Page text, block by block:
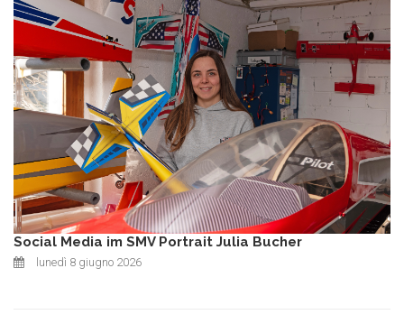
Social Media im SMV Portrait Julia Bucher
lunedì 8 giugno 2026